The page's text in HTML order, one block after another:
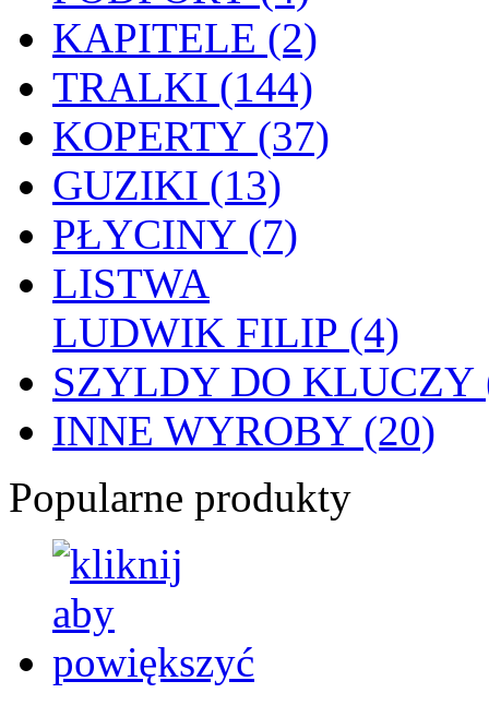
KAPITELE (2)
TRALKI (144)
KOPERTY (37)
GUZIKI (13)
PŁYCINY (7)
LISTWA
LUDWIK FILIP (4)
SZYLDY DO KLUCZY
INNE WYROBY (20)
Popularne produkty